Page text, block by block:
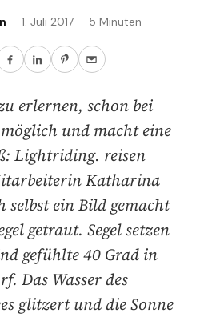
· 1. Juli 2017 · 5 Minuten
erlernen, schon bei
und macht eine
Lightriding. reisen
Katharina
selbst ein Bild gemacht
getraut. Segel setzen
gefühlte 40 Grad in
Das Wasser des
glitzert und die Sonne